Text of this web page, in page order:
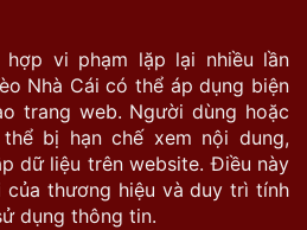
vi phạm lặp lại nhiều lần
Nhà Cái có thể áp dụng biện
trang web. Người dùng hoặc
bị hạn chế xem nội dung,
dữ liệu trên website. Điều này
của thương hiệu và duy trì tính
dụng thông tin.